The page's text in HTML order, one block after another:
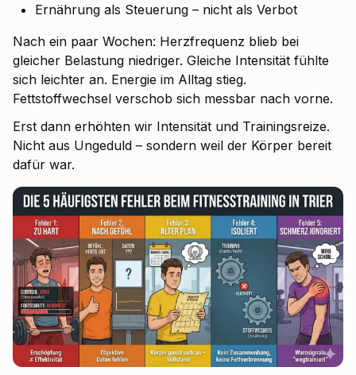
Ernährung als Steuerung – nicht als Verbot
Nach ein paar Wochen: Herzfrequenz blieb bei
gleicher Belastung niedriger. Gleiche Intensität fühlte
sich leichter an. Energie im Alltag stieg.
Fettstoffwechsel verschob sich messbar nach vorne.
Erst dann erhöhten wir Intensität und Trainingsreize.
Nicht aus Ungeduld – sondern weil der Körper bereit
dafür war.